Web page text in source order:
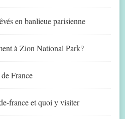
en banlieue parisienne
à Zion National Park?
France
france et quoi y visiter